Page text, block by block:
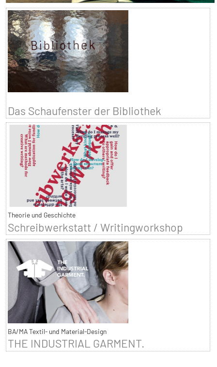
Das Schaufenster der Bibliothek
Theorie und Geschichte
Schreibwerkstatt / Writingworkshop
BA/MA Textil- und Material-Design
THE INDUSTRIAL GARMENT.